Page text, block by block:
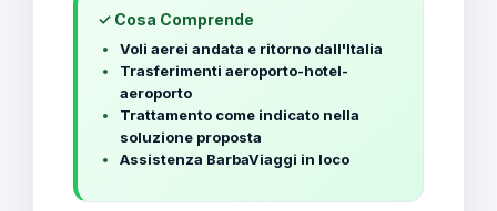
✓ Cosa Comprende
Voli aerei andata e ritorno dall'Italia
Trasferimenti aeroporto-hotel-
aeroporto
Trattamento come indicato nella
soluzione proposta
Assistenza BarbaViaggi in loco